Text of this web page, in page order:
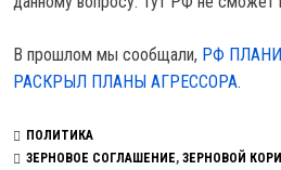
В прошлом мы сообщали, РФ
РАСКРЫЛ ПЛАНЫ АГРЕССОРА.
ПОЛИТИКА
ЗЕРНОВОЕ СОГЛАШЕНИЕ, ЗЕРНОВОЙ